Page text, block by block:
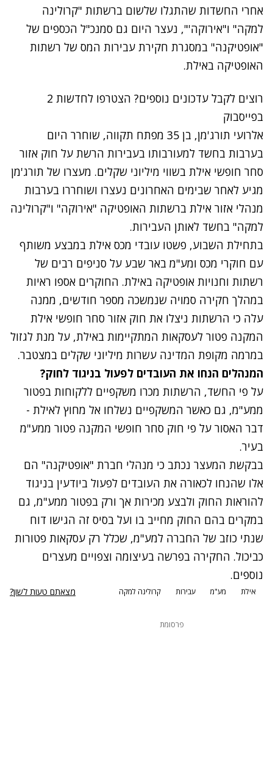
אחרי החשדות שהתגלו שלשום ברשתות "קרולינה
למקה" ו"אירוקה'", נעצר היום גם סמנכ"ל הכספים של
"אופטיקנה" במסגרת חקירת עבירות המס של רשתות
האופטיקה באילת.
רוצים לקבל עדכונים נוספים? הצטרפו לחדשות 2
בפייסבוק
אלרועי תורג'מן, בן 35 מפתח תקווה, שוחרר היום
בערבות בחשד למעורבותו בעבירות הרשת על חוק אזור
סחר חופשי אילת בשווי מיליוני שקלים. מעצרו של תורג'מן
מגיע לאחר שבימים האחרונים נעצרו ושוחררו בערבות
מנהלי אזור אילת ברשתות האופטיקה "אירוקה" ו"קרולינה
למקה" בחשד לאותן העבירות.
בתחילת השבוע, פשטו עובדי מכס אילת במבצע משותף
עם חוקרי מכס ומע"מ באר שבע על סניפים רבים של
רשתות וחנויות אופטיקה באילת. החוקרים אספו ראיות
במהלך חקירה סמויה שנמשכה מספר חודשים, ממנה
עלה כי הרשתות ניצלו את חוק אזור סחר חופשי אילת
המקנה פטור לעסקאות המתקיימות באילת, על מנת לגזול
במרמה מקופת המדינה עשרות מיליוני שקלים במצטבר.
המנהלים הנחו את העובדים לפעול בניגוד לחוק?
על פי החשד, הרשתות מכרו משקפיים ללקוחות בפטור
ממע"מ, גם כאשר המשקפיים נשלחו אל מחוץ לאילת -
דבר האסור על פי חוק סחר חופשי המקנה פטור ממע"מ
בעיר.
בבקשת המעצר נכתב כי מנהלי חברת "אופטיקנה" הם
אלו שהנחו לכאורה את העובדים לפעול ביודעין בניגוד
להוראות החוק ולבצע מכירות אך ורק בפטור ממע"מ, גם
במקרים בהם החוק מחייב בו ועל בסיס זה הגישו דוח
שנתי כוזב של החברה למע"מ, שכלל רק עסקאות פטורות
כביכול. החקירה בפרשה בעיצומה וצפויים מעצרים
נוספים.
אילת מע"מ עבירות קרולינה למקה מצאתם טעות לשון?
פרסומת